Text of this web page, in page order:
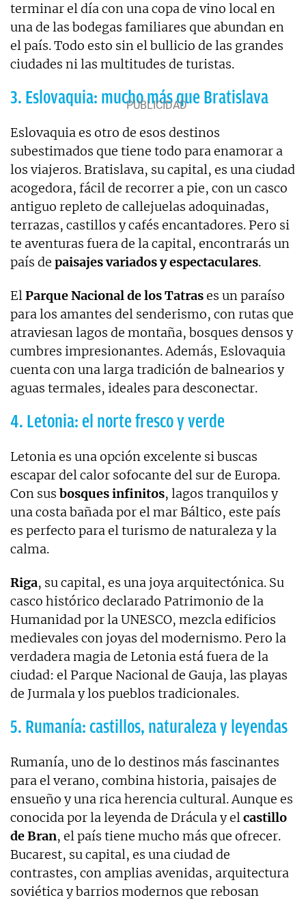
terminar el día con una copa de vino local en
una de las bodegas familiares que abundan en
el país. Todo esto sin el bullicio de las grandes
ciudades ni las multitudes de turistas.
3. Eslovaquia: mucho más que Bratislava
Eslovaquia es otro de esos destinos
subestimados que tiene todo para enamorar a
los viajeros. Bratislava, su capital, es una ciudad
acogedora, fácil de recorrer a pie, con un casco
antiguo repleto de callejuelas adoquinadas,
terrazas, castillos y cafés encantadores. Pero si
te aventuras fuera de la capital, encontrarás un
país de paisajes variados y espectaculares.
ElParque Nacional de los Tatrases un paraíso
para los amantes del senderismo, con rutas que
atraviesan lagos de montaña, bosques densos y
cumbres impresionantes. Además, Eslovaquia
cuenta con una larga tradición de balnearios y
aguas termales, ideales para desconectar.
4. Letonia: el norte fresco y verde
Letonia es una opción excelente si buscas
escapar del calor sofocante del sur de Europa.
Con sus bosques infinitos, lagos tranquilos y
una costa bañada por el mar Báltico, este país
es perfecto para el turismo de naturaleza y la
calma.
Riga, su capital, es una joya arquitectónica. Su
casco histórico declarado Patrimonio de la
Humanidad por la UNESCO, mezcla edificios
medievales con joyas del modernismo. Pero la
verdadera magia de Letonia está fuera de la
ciudad: el Parque Nacional de Gauja, las playas
de Jurmala y los pueblos tradicionales.
5. Rumanía: castillos, naturaleza y leyendas
Rumanía, uno de lo destinos más fascinantes
para el verano, combina historia, paisajes de
ensueño y una rica herencia cultural. Aunque es
conocida por la leyenda de Drácula y elcastillo
de Bran, el país tiene mucho más que ofrecer.
Bucarest, su capital, es una ciudad de
contrastes, con amplias avenidas, arquitectura
soviética y barrios modernos que rebosan